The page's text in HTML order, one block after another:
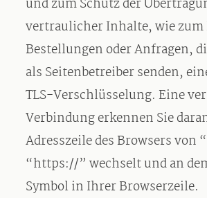
und zum Schutz der
vertraulicher Inhalte, wie zum
Bestellungen oder Anfragen,
als Seitenbetreiber senden,
TLS-Verschlüsselung. Eine
Verbindung erkennen Sie
Adresszeile des Browsers
“https://” wechselt und an
Symbol in Ihrer Browserzeile.